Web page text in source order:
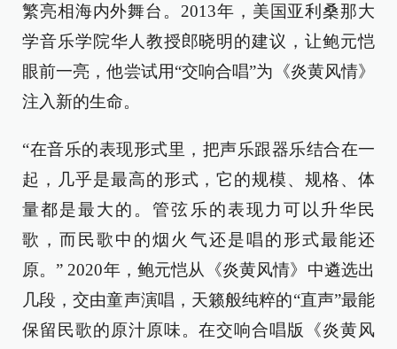
繁亮相海内外舞台。2013年，美国亚利桑那大
学音乐学院华人教授郎晓明的建议，让鲍元恺
眼前一亮，他尝试用“交响合唱”为《炎黄风情》
注入新的生命。
“在音乐的表现形式里，把声乐跟器乐结合在一
起，几乎是最高的形式，它的规模、规格、体
量都是最大的。管弦乐的表现力可以升华民
歌，而民歌中的烟火气还是唱的形式最能还
原。” 2020年，鲍元恺从《炎黄风情》中遴选出
几段，交由童声演唱，天籁般纯粹的“直声”最能
保留民歌的原汁原味。在交响合唱版《炎黄风